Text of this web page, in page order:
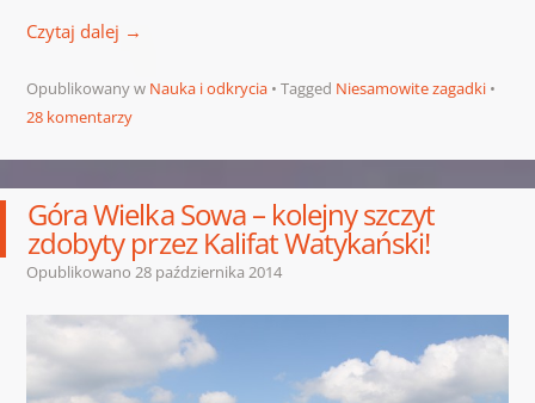
Czytaj dalej →
Opublikowany w Nauka i odkrycia Tagged Niesamowite zagadki
28 komentarzy
Góra Wielka Sowa – kolejny szczyt
zdobyty przez Kalifat Watykański!
Opublikowano 28 października 2014